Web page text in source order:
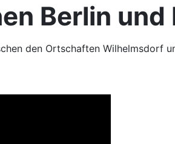
Berlin und
den Ortschaften Wilhelmsdorf